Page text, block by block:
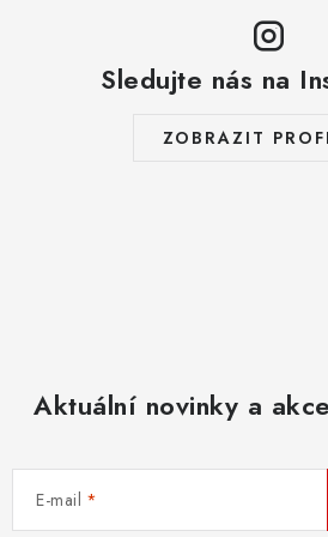
Sledujte nás na
ZOBRAZIT
Aktuální novinky a
E-mail